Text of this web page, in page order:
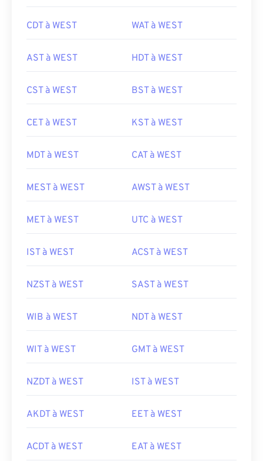
CDT à WEST WAT à WEST
AST à WEST HDT à WEST
CST à WEST BST à WEST
CET à WEST KST à WEST
MDT à WEST CAT à WEST
MEST à WEST AWST à WEST
MET à WEST UTC à WEST
IST à WEST ACST à WEST
NZST à WEST SAST à WEST
WIB à WEST NDT à WEST
WIT à WEST GMT à WEST
NZDT à WEST IST à WEST
AKDT à WEST EET à WEST
ACDT à WEST EAT à WEST